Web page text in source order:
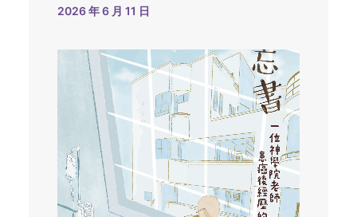
2026 年 6 月 11 日